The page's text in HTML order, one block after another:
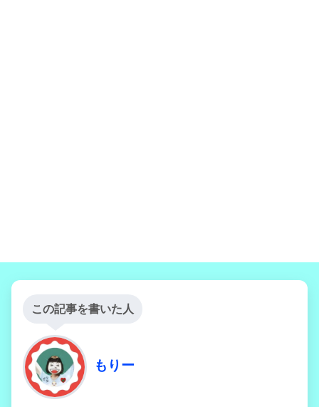
この記事を書いた人
もりー